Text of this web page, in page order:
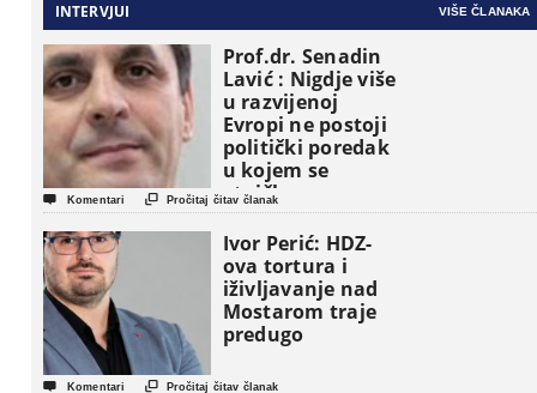
INTERVJUI VIŠE ČLANAKA
Prof.dr. Senadin
Lavić : Nigdje više
u razvijenoj
Evropi ne postoji
politički poredak
u kojem se
etničke grupe
pojavljuju kao
osnovne
političke jedinice
 Komentari  Pročitaj čitav članak
Ivor Perić: HDZ-
ova tortura i
iživljavanje nad
Mostarom traje
predugo
 Komentari  Pročitaj čitav članak